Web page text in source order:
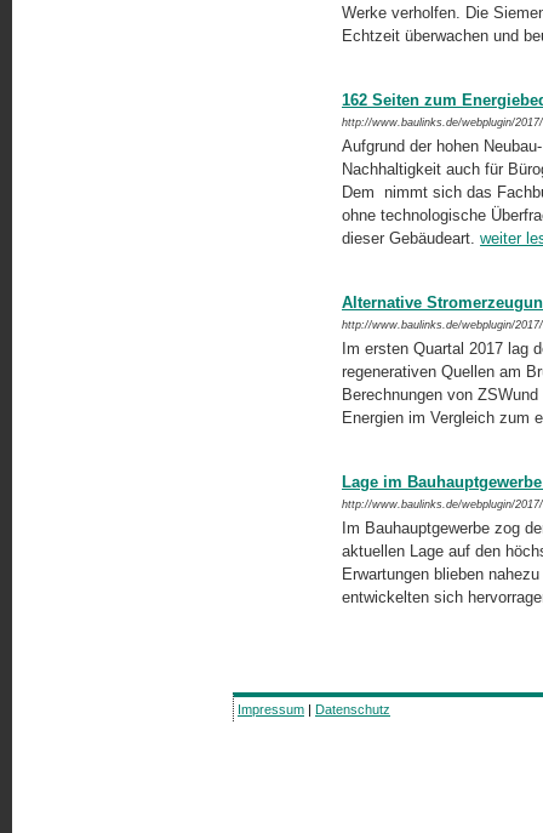
Werke verholfen. Die
Echtzeit überwachen und
162 Seiten zum
http://www.baulinks.de/webplugin/
Aufgrund der hohen
Nachhaltigkeit auch für
Dem nimmt sich das
ohne technologische
dieser Gebäudeart. weiter
Alternative
http://www.baulinks.de/webplugin/
Im ersten Quartal 2017 lag
regenerativen Quellen am
Berechnungen von
Energien im Vergleich zum
Lage im
http://www.baulinks.de/webplugin/
Im Bauhauptgewerbe zog
aktuellen Lage auf den
Erwartungen blieben
entwickelten sich
Impressum | Datenschutz